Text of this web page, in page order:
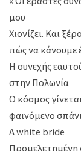
μου
Χιονίζει. Kαι
πώς να κάνουμε
Η συνεχής
στην Πολωνία
Ο κόσμος
φαινόμενο
Α white bride
Προμελετημένη